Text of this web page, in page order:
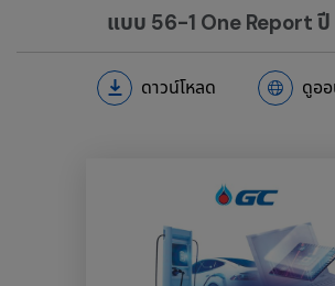
แบบ 56-1 One Report
ดาวน์โหลด ดูอ